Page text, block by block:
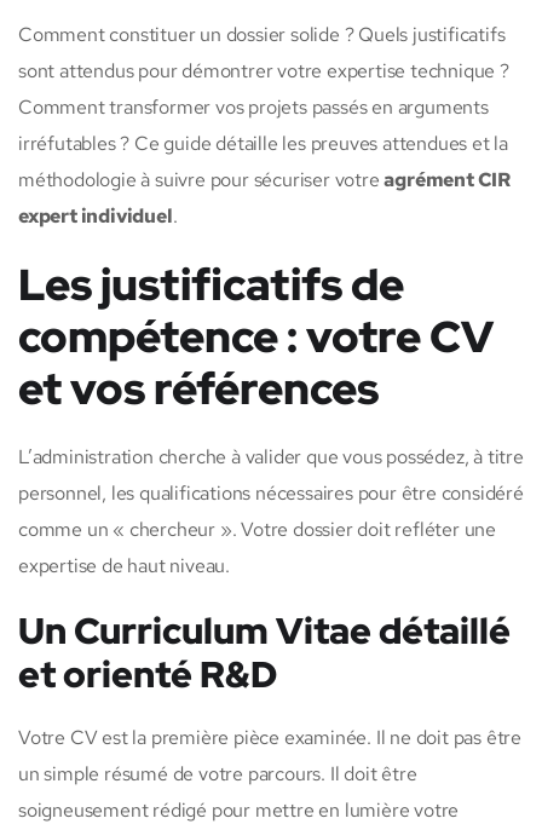
Comment constituer un dossier solide ? Quels justificatifs
sont attendus pour démontrer votre expertise technique ?
Comment transformer vos projets passés en arguments
irréfutables ? Ce guide détaille les preuves attendues et la
méthodologie à suivre pour sécuriser votreagrément CIR
expert individuel.
Les justificatifs de
compétence : votre CV
et vos références
L’administration cherche à valider que vous possédez, à titre
personnel, les qualifications nécessaires pour être considéré
comme un « chercheur ». Votre dossier doit refléter une
expertise de haut niveau.
Un Curriculum Vitae détaillé
et orienté R&D
Votre CV est la première pièce examinée. Il ne doit pas être
un simple résumé de votre parcours. Il doit être
soigneusement rédigé pour mettre en lumière votre